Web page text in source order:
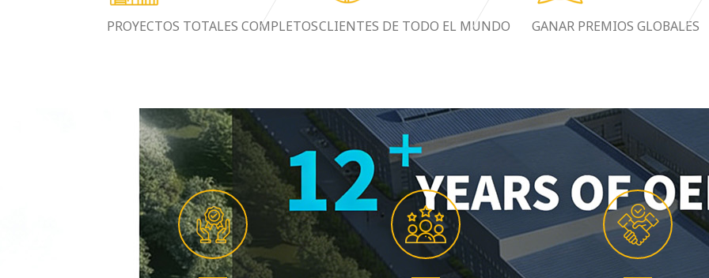
PROYECTOS TOTALES COMPLETOSCLIENTES DE TODO EL MUNDO GANAR PREMIOS GLOBALES